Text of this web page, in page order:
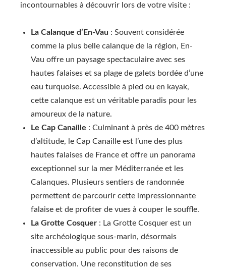
incontournables à découvrir lors de votre visite :
La Calanque d’En-Vau : Souvent considérée
comme la plus belle calanque de la région, En-
Vau offre un paysage spectaculaire avec ses
hautes falaises et sa plage de galets bordée d’une
eau turquoise. Accessible à pied ou en kayak,
cette calanque est un véritable paradis pour les
amoureux de la nature.
Le Cap Canaille : Culminant à près de 400 mètres
d’altitude, le Cap Canaille est l’une des plus
hautes falaises de France et offre un panorama
exceptionnel sur la mer Méditerranée et les
Calanques. Plusieurs sentiers de randonnée
permettent de parcourir cette impressionnante
falaise et de profiter de vues à couper le souffle.
La Grotte Cosquer : La Grotte Cosquer est un
site archéologique sous-marin, désormais
inaccessible au public pour des raisons de
conservation. Une reconstitution de ses